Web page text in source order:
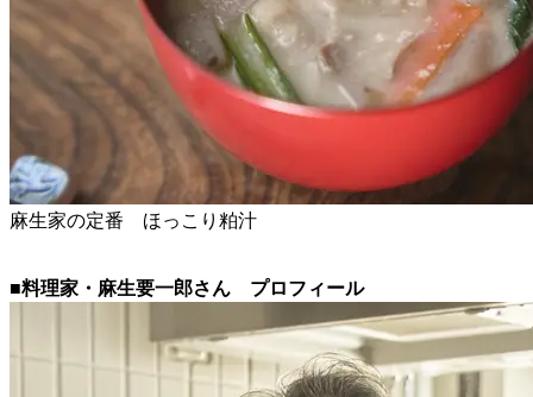
麻生家の定番 ほっこり粕汁
■料理家・麻生要一郎さん プロフィール